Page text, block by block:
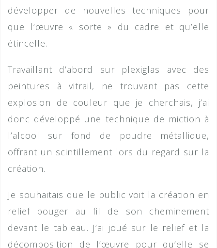
développer de nouvelles techniques pour
que l’œuvre « sorte » du cadre et qu’elle
étincelle.
Travaillant d’abord sur plexiglas avec des
peintures à vitrail, ne trouvant pas cette
explosion de couleur que je cherchais, j’ai
donc développé une technique de miction à
l’alcool sur fond de poudre métallique,
offrant un scintillement lors du regard sur la
création.
Je souhaitais que le public voit la création en
relief bouger au fil de son cheminement
devant le tableau. J’ai joué sur le relief et la
décomposition de l’œuvre pour qu’elle se